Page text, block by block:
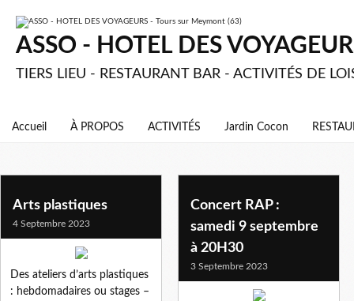
ASSO - HOTEL DES
TIERS LIEU - RESTAURANT BAR - ACTIVITÉS DE
Accueil À PROPOS ACTIVITÉS Jardin Cocon
Arts plastiques
4 Septembre 2023
Des ateliers d’arts plastiques
: hebdomadaires ou stages –
Concert RAP :
samedi 9 septembre
à 20H30
3 Septembre 2023